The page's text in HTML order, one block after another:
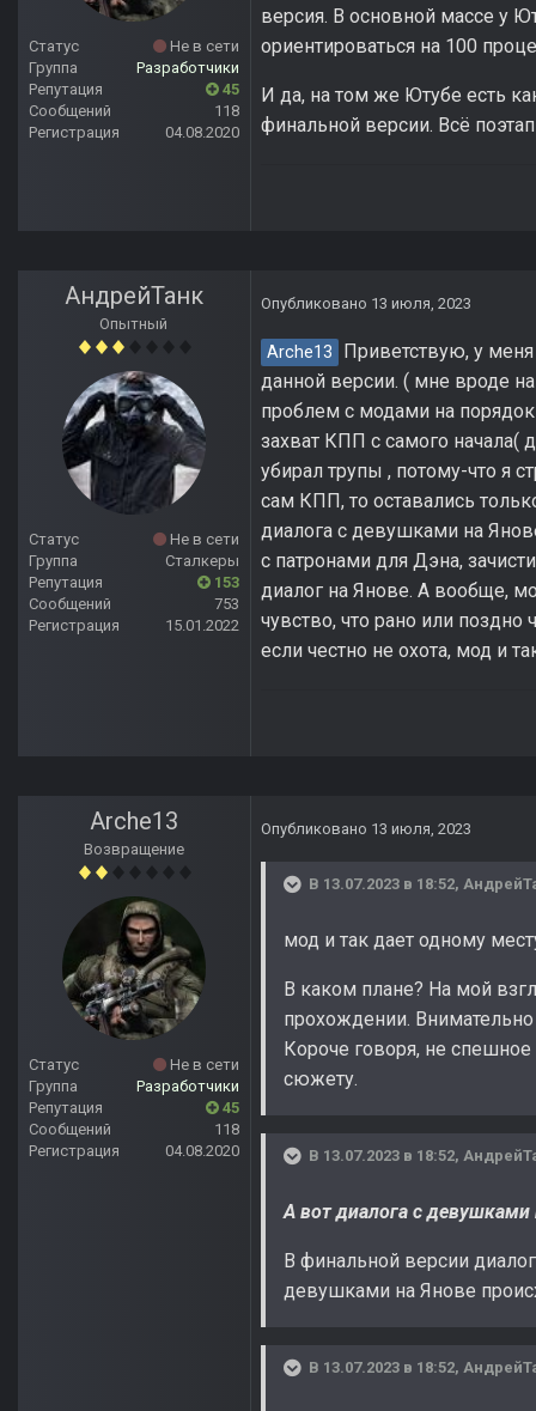
Статус
Не в сети
Группа
Разработчики
Репутация
45
Сообщений
118
Регистрация
04.08.2020
версия. В основной массе у
ориентироваться на 100
И да, на том же Ютубе есть
финальной версии. Всё
АндрейТанк
Опытный
Статус
Не в сети
Группа
Сталкеры
Репутация
153
Сообщений
753
Регистрация
15.01.2022
Опубликовано 13 июля, 2023
Arche13
Приветствую, у
данной версии. ( мне вроде
проблем с модами на
захват КПП с самого начала(
убирал трупы , потому-что я
сам КПП, то оставались
диалога с девушками на
с патронами для Дэна,
диалог на Янове. А вообще,
чувство, что рано или поздно
если честно не охота, мод и
Arche13
Возвращение
Статус
Не в сети
Группа
Разработчики
Репутация
45
Сообщений
118
Регистрация
04.08.2020
Опубликовано 13 июля, 2023
В 13.07.2023 в 18:52,
мод и так дает одному
В каком плане? На мой
прохождении. Внимательно
Короче говоря, не
сюжету.
В 13.07.2023 в 18:52,
А вот диалога с девушками
В финальной версии
девушками на Янове
В 13.07.2023 в 18:52,